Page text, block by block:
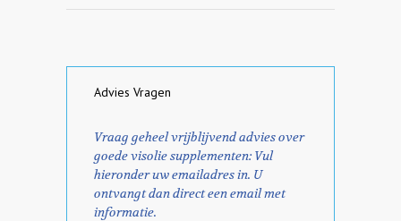
Advies Vragen
Vraag geheel vrijblijvend advies over
goede visolie supplementen: Vul
hieronder uw emailadres in. U
ontvangt dan direct een email met
informatie.